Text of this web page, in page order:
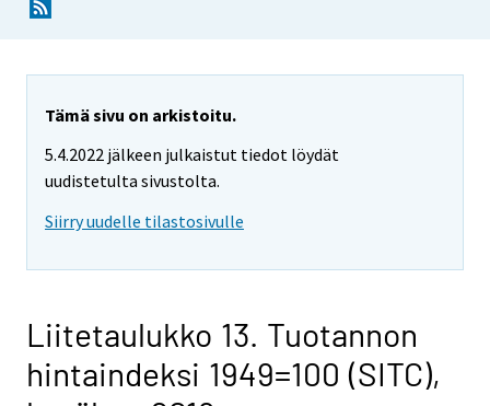
Tämä sivu on arkistoitu.
5.4.2022 jälkeen julkaistut tiedot löydät
uudistetulta sivustolta.
Siirry uudelle tilastosivulle
Liitetaulukko 13. Tuotannon
hintaindeksi 1949=100 (SITC),